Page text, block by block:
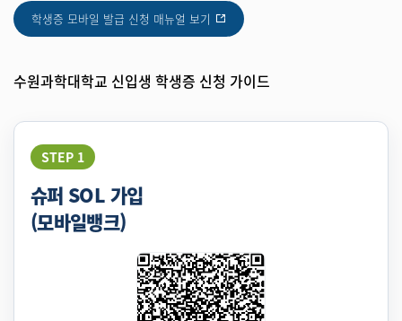
학생증 모바일 발급 신청 매뉴얼 보기
수원과학대학교 신입생 학생증 신청 가이드
STEP 1
슈퍼 SOL 가입
(모바일뱅크)